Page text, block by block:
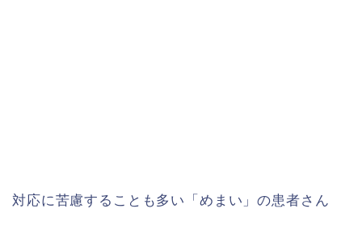
対応に苦慮することも多い「めまい」の患者さん